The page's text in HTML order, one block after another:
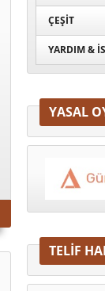
ÇEŞIT
YARDIM &
YASAL
TELİF